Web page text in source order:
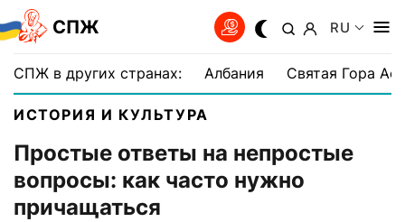
СПЖ RU
СПЖ в других странах: Албания Святая Гора
ИСТОРИЯ И КУЛЬТУРА
Простые ответы на непростые
вопросы: как часто нужно
причащаться